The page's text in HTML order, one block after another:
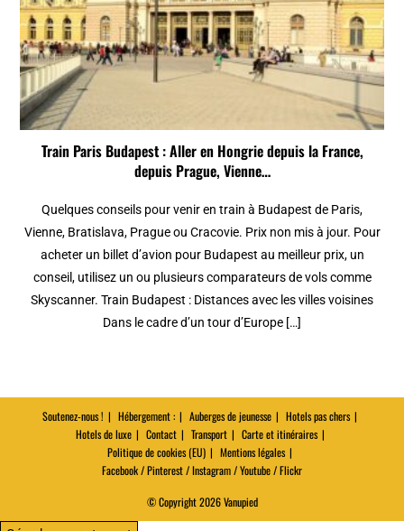
Train Paris Budapest : Aller en Hongrie depuis la France,
depuis Prague, Vienne…
Quelques conseils pour venir en train à Budapest de Paris,
Vienne, Bratislava, Prague ou Cracovie. Prix non mis à jour. Pour
acheter un billet d’avion pour Budapest au meilleur prix, un
conseil, utilisez un ou plusieurs comparateurs de vols comme
Skyscanner. Train Budapest : Distances avec les villes voisines
Dans le cadre d’un tour d’Europe […]
Soutenez-nous ! Hébergement : Auberges de jeunesse
Hotels pas chers
Hotels de luxe
Contact Transport
Carte et itinéraires
Politique de cookies (EU)
Mentions légales
Facebook / Pinterest / Instagram / Youtube / Flickr
© Copyright 2026 Vanupied